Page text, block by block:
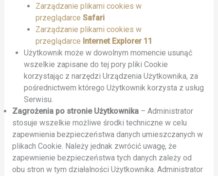
Zarządzanie plikami cookies w
przeglądarce Safari
Zarządzanie plikami cookies w
przeglądarce Internet Explorer 11
Użytkownik może w dowolnym momencie usunąć
wszelkie zapisane do tej pory pliki Cookie
korzystając z narzędzi Urządzenia Użytkownika, za
pośrednictwem którego Użytkownik korzysta z usług
Serwisu.
Zagrożenia po stronie Użytkownika – Administrator
stosuje wszelkie możliwe środki techniczne w celu
zapewnienia bezpieczeństwa danych umieszczanych w
plikach Cookie. Należy jednak zwrócić uwagę, że
zapewnienie bezpieczeństwa tych danych zależy od
obu stron w tym działalności Użytkownika. Administrator